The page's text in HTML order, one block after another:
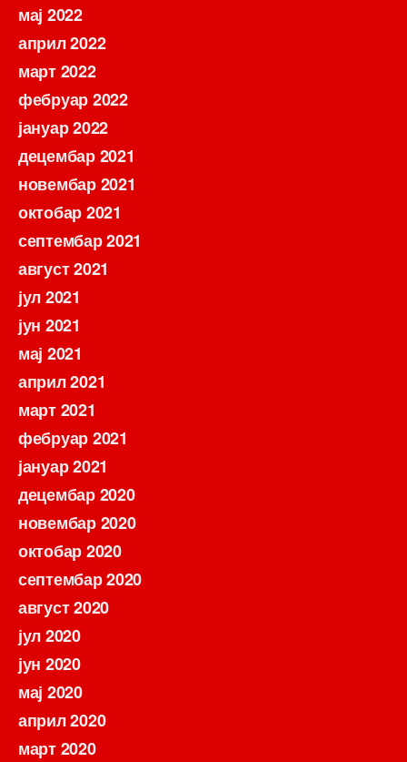
мај 2022
април 2022
март 2022
фебруар 2022
јануар 2022
децембар 2021
новембар 2021
октобар 2021
септембар 2021
август 2021
јул 2021
јун 2021
мај 2021
април 2021
март 2021
фебруар 2021
јануар 2021
децембар 2020
новембар 2020
октобар 2020
септембар 2020
август 2020
јул 2020
јун 2020
мај 2020
април 2020
март 2020